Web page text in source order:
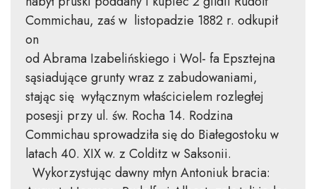
Commichau, zaś w listopadzie 1882 r. odkupił
on
od Abrama Izabelińskiego i Wol- fa Epsztejna
sąsiadujące grunty wraz z zabudowaniami,
stając się wyłącznym właścicielem rozległej
posesji przy ul. św. Rocha 14. Rodzina
Commichau sprowadziła się do Białegostoku w
latach 40. XIX w. z Colditz w Saksonii.
Wykorzystując dawny młyn Antoniuk bracia: